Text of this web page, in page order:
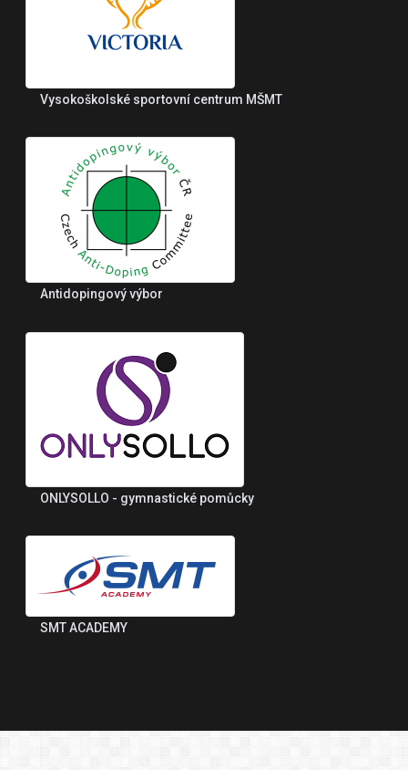
Vysokoškolské sportovní centrum MŠMT
Antidopingový výbor
ONLYSOLLO - gymnastické pomůcky
SMT ACADEMY